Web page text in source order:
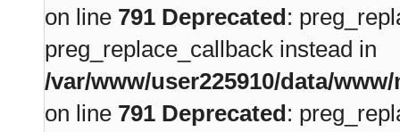
on line 791 Deprecated:
preg_replace_callback instead in
/var/www/user225910/data/
on line 791 Deprecated: